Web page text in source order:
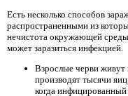
Есть несколько способов
распространенными из
нечистота окружающей
может заразиться инфекцией.
Взрослые черви
производят тысячи
когда